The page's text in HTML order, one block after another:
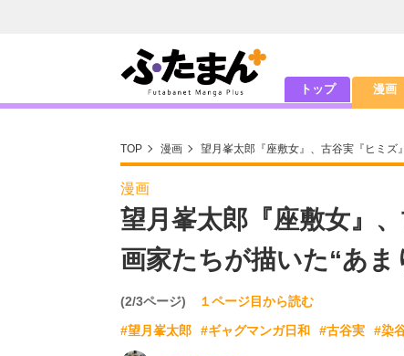
トップ 漫画
TOP 漫画 望月峯太郎『座敷女』、古谷実『ヒミ
漫画
望月峯太郎『座敷女』
画家たちが描いた“あ
(2/3ページ)
１ページ目から読む
#望月峯太郎
#ギャグマンガ日和 #古谷実 #染